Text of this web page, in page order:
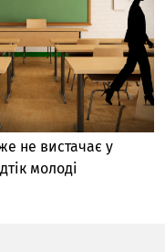
не вистачає у
молоді